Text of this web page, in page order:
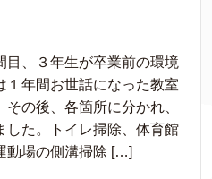
目、３年生が卒業前の環境
１年間お世話になった教室
の後、各箇所に分かれ、
した。トイレ掃除、体育館
動場の側溝掃除 […]